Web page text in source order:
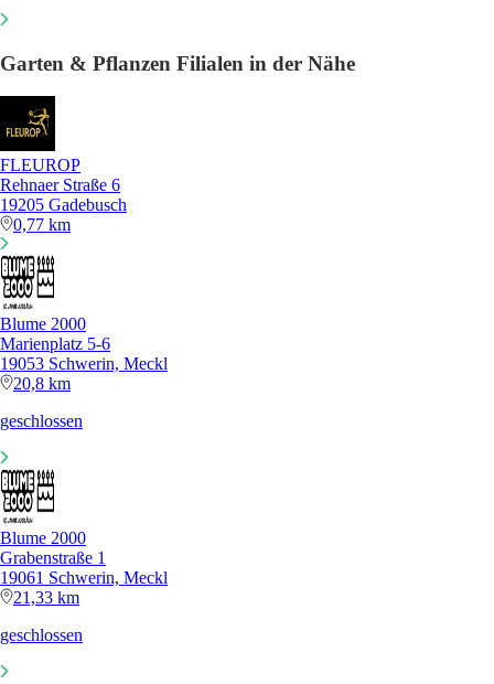
Garten & Pflanzen Filialen in der Nähe
FLEUROP
Rehnaer Straße 6
19205 Gadebusch
0,77 km
Blume 2000
Marienplatz 5-6
19053 Schwerin, Meckl
20,8 km
geschlossen
Blume 2000
Grabenstraße 1
19061 Schwerin, Meckl
21,33 km
geschlossen